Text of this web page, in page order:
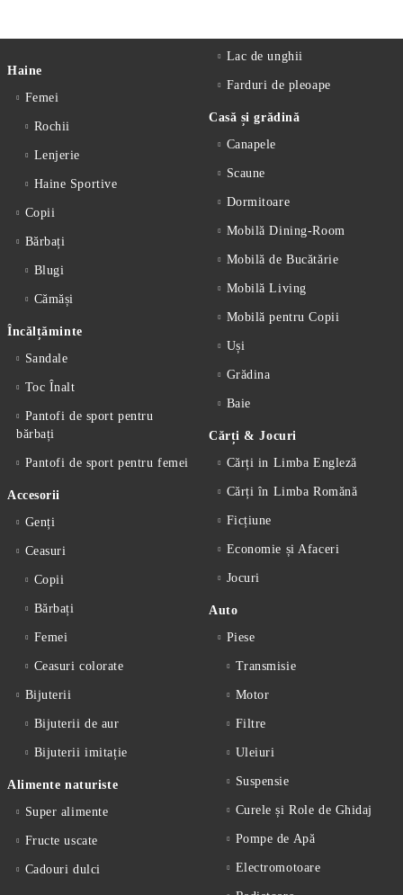
Haine
Femei
Rochii
Lenjerie
Haine Sportive
Copii
Bărbați
Blugi
Cămăși
Încălțăminte
Sandale
Toc Înalt
Pantofi de sport pentru
bărbați
Pantofi de sport pentru femei
Accesorii
Genți
Ceasuri
Copii
Bărbați
Femei
Ceasuri colorate
Bijuterii
Bijuterii de aur
Bijuterii imitație
Alimente naturiste
Super alimente
Fructe uscate
Cadouri dulci
Lac de unghii
Farduri de pleoape
Casă și grădină
Canapele
Scaune
Dormitoare
Mobilă Dining-Room
Mobilă de Bucătărie
Mobilă Living
Mobilă pentru Copii
Uși
Grădina
Baie
Cărți & Jocuri
Cărți in Limba Engleză
Cărți în Limba Romănă
Ficțiune
Economie și Afaceri
Jocuri
Auto
Piese
Transmisie
Motor
Filtre
Uleiuri
Suspensie
Curele și Role de Ghidaj
Pompe de Apă
Electromotoare